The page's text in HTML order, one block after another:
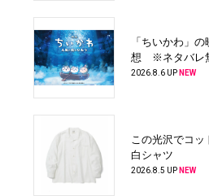
「ちいかわ」
想 ※ネタバレ
2026.8.6 UP NEW
この光沢でコッ
白シャツ
2026.8.5 UP NEW